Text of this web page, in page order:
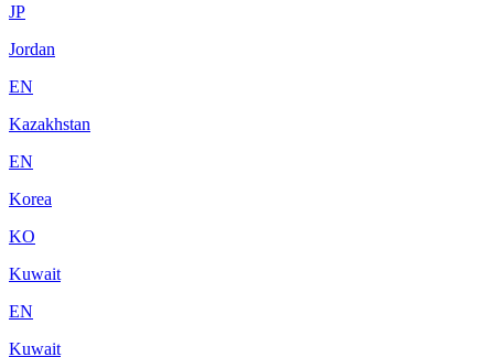
JP
Jordan
EN
Kazakhstan
EN
Korea
KO
Kuwait
EN
Kuwait